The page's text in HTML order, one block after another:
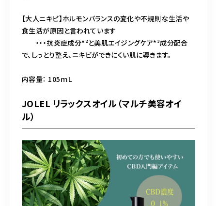
【大人ニキビ】ホルモンバランスの変化や不規則な生活や
食生活が原因と言われています
・・・抗炎症成分*²と美肌エイジングケア*³成分配合
で、しっとり整え、ニキビができにくい肌に導きます。
内容量： 105ｍL
JOLEL リラックスオイル（マルチ美容オイ
ル）